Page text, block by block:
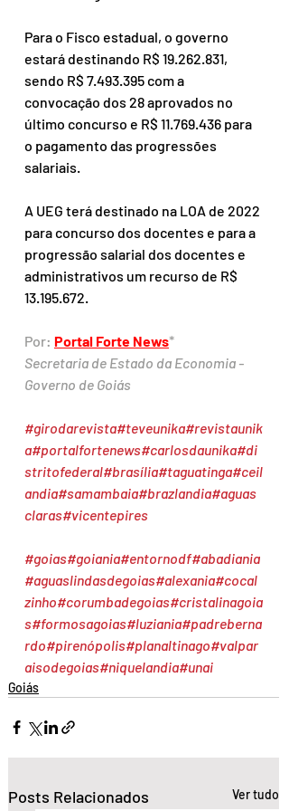
Para o Fisco estadual, o governo
estará destinando R$ 19.262.831,
sendo R$ 7.493.395 com a
convocação dos 28 aprovados no
último concurso e R$ 11.769.436 para
o pagamento das progressões
salariais.
A UEG terá destinado na LOA de 2022
para concurso dos docentes e para a
progressão salarial dos docentes e
administrativos um recurso de R$
13.195.672.
Por: Portal Forte News*
Secretaria de Estado da Economia -
Governo de Goiás
#girodarevista#teveunika#revistaunik
a#portalfortenews#carlosdaunika#di
stritofederal#brasília#taguatinga#ceil
andia#samambaia#brazlandia#aguas
claras#vicentepires
#goias#goiania#entornodf#abadiania
#aguaslindasdegoias#alexania#cocal
zinho#corumbadegoias#cristalinagoia
s#formosagoias#luziania#padreberna
rdo#pirenópolis#planaltinago#valpar
aisodegoias#niquelandia#unai
Goiás
Posts Relacionados Ver tudo